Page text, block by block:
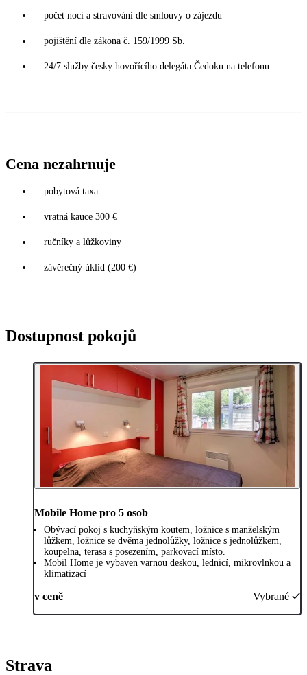
počet nocí a stravování dle smlouvy o zájezdu
pojištění dle zákona č. 159/1999 Sb.
24/7 služby česky hovořícího delegáta Čedoku na telefonu
Cena nezahrnuje
pobytová taxa
vratná kauce 300 €
ručníky a lůžkoviny
závěrečný úklid (200 €)
Dostupnost pokojů
Mobile Home pro 5 osob
Obývací pokoj s kuchyňským koutem, ložnice s manželským
lůžkem, ložnice se dvěma jednolůžky, ložnice s jednolůžkem,
koupelna, terasa s posezením, parkovací místo.
Mobil Home je vybaven varnou deskou, lednicí, mikrovlnkou a
klimatizací
v ceně Vybrané
Strava